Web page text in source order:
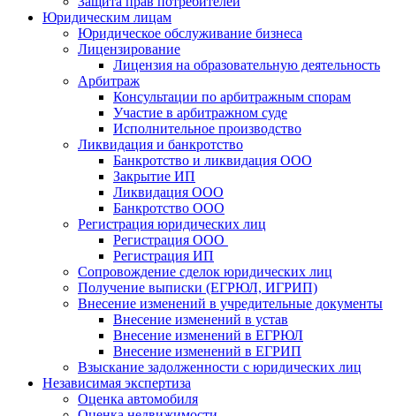
Юридическим лицам
Юридическое обслуживание бизнеса
Лицензирование
Лицензия на образовательную деятельность
Арбитраж
Консультации по арбитражным спорам
Участие в арбитражном суде
Исполнительное производство
Ликвидация и банкротство
Банкротство и ликвидация ООО
Закрытие ИП
Ликвидация ООО
Банкротство ООО
Регистрация юридических лиц
Регистрация ООО
Регистрация ИП
Сопровождение сделок юридических лиц
Получение выписки (ЕГРЮЛ, ИГРИП)
Внесение изменений в учредительные документы
Внесение изменений в устав
Внесение изменений в ЕГРЮЛ
Внесение изменений в ЕГРИП
Взыскание задолженности с юридических лиц
Независимая экспертиза
Оценка автомобиля